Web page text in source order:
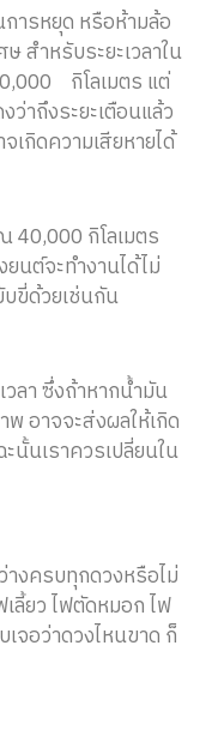
ารหยุด หรือห้ามล้อ
สำหรับระยะเวลาใน
กิโลเมตร แต่
ว่าถึงระยะเตือนแล้ว
เกิดความเสียหายได้
40,000 กิโลเมตร
นต์จะทำงานได้ไม่
บขี่ด้วยเช่นกัน
ลา ซึ่งถ้าหากน้ำมัน
อาจจะส่งผลให้เกิด
นั้นเราควรเปลี่ยนใน
งครบทุกดวงหรือไม่
เลี้ยว ไฟตัดหมอก ไฟ
จอว่าดวงไหนขาด ก็